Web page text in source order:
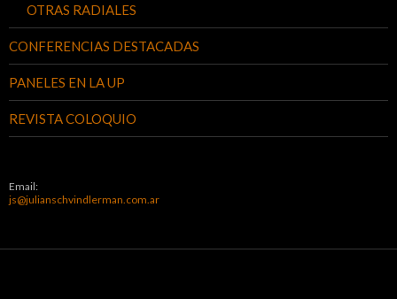
OTRAS RADIALES
CONFERENCIAS DESTACADAS
PANELES EN LA UP
REVISTA COLOQUIO
Email:
js@julianschvindlerman.com.ar